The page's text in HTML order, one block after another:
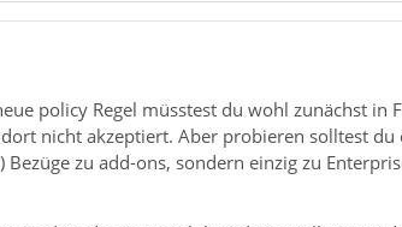
policy Regel müsstest du wohl zunächst in
nicht akzeptiert. Aber probieren solltest du
zu add-ons, sondern einzig zu